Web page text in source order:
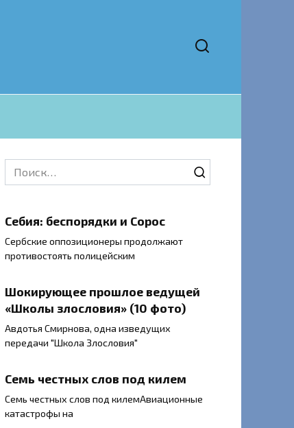
Search
for:
Себия: беспорядки и Сорос
Сербские оппозиционеры продолжают
противостоять полицейским
Шокирующее прошлое ведущей
«Школы злословия» (10 фото)
Авдотья Смирнова, одна изведущих
передачи "Школа Злословия"
Семь честных слов под килем
Семь честных слов под килемАвиационные
катастрофы на